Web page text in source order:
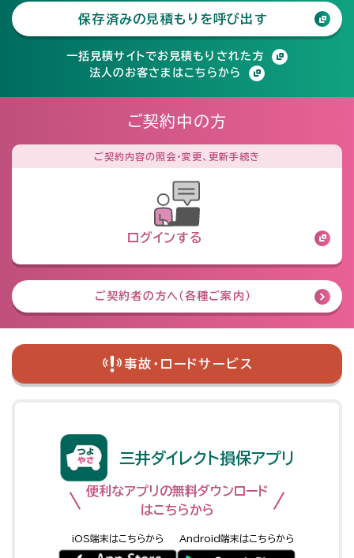
保存済みの見積もりを呼び出す
一括見積サイトでお見積もりされた方
法人のお客さまはこちらから
ご契約中の方
ご契約内容の照会・変更、更新手続き
ログインする
ご契約者の方へ（各種ご案内）
事故・ロードサービス
三井ダイレクト損保アプリ
便利なアプリの無料ダウンロード
はこちらから
iOS端末はこちらから Android端末はこちらから